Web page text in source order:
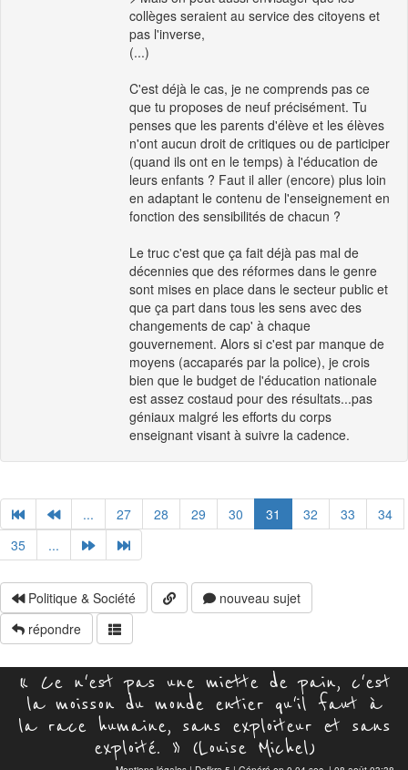
collèges seraient au service des citoyens et
pas l'inverse,
(...)
C'est déjà le cas, je ne comprends pas ce
que tu proposes de neuf précisément. Tu
penses que les parents d'élève et les élèves
n'ont aucun droit de critiques ou de participer
(quand ils ont en le temps) à l'éducation de
leurs enfants ? Faut il aller (encore) plus loin
en adaptant le contenu de l'enseignement en
fonction des sensibilités de chacun ?
Le truc c'est que ça fait déjà pas mal de
décennies que des réformes dans le genre
sont mises en place dans le secteur public et
que ça part dans tous les sens avec des
changements de cap' à chaque
gouvernement. Alors si c'est par manque de
moyens (accaparés par la police), je crois
bien que le budget de l'éducation nationale
est assez costaud pour des résultats...pas
géniaux malgré les efforts du corps
enseignant visant à suivre la cadence.
... 27 28 29 30 31 32 33
34
35
...
Politique & Société
nouveau sujet
répondre
« Ce n'est pas une miette de pain, c'est
la moisson du monde entier qu'il faut à
la race humaine, sans exploiteur et sans
exploité. » (Louise Michel)